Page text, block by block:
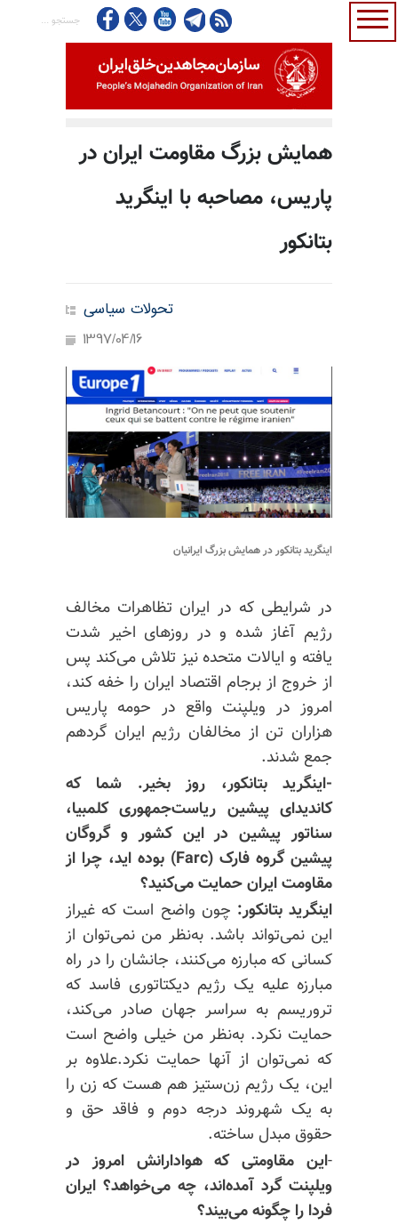
همایش بزرگ مقاومت ایران در
پاریس، مصاحبه با اینگرید
بتانکور
تحولات سیاسی
1397/04/16
اینگرید بتانکور در همایش بزرگ ایرانیان
در شرایطی که در ایران تظاهرات مخالف
رژیم آغاز شده و در روزهای اخیر شدت
یافته و ایالات متحده نیز تلاش می‌کند پس
از خروج از برجام اقتصاد ایران را خفه کند،
امروز در ویلپنت واقع در حومه پاریس
هزاران تن از مخالفان رژیم ایران گردهم
جمع شدند.
-اینگرید بتانکور، روز بخیر. شما که
کاندیدای پیشین ریاست‌جمهوری کلمبیا،
سناتور پیشین در این کشور و گروگان
پیشین گروه فارک (Farc) بوده اید، چرا از
مقاومت ایران حمایت می‌کنید؟
اینگرید بتانکور: چون واضح است که غیراز
این نمی‌تواند باشد. به‌نظر من نمی‌توان از
کسانی که مبارزه می‌کنند، جانشان را در راه
مبارزه علیه یک رژیم دیکتاتوری فاسد که
تروریسم به سراسر جهان صادر می‌کند،
حمایت نکرد. به‌نظر من خیلی واضح است
که نمی‌توان از آنها حمایت نکرد.علاوه بر
این، یک رژیم زن‌ستیز هم هست که زن را
به یک شهروند درجه دوم و فاقد حق و
حقوق مبدل ساخته.
-این مقاومتی که هوادارانش امروز در
ویلپنت گرد آمده‌اند، چه می‌خواهد؟ ایران
فردا را چگونه می‌بیند؟